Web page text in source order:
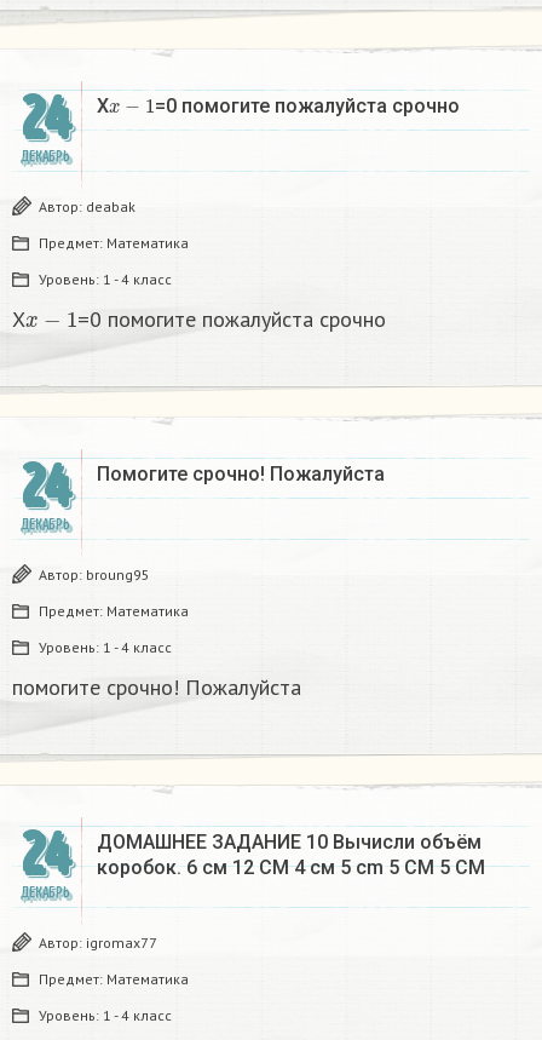
24
ДЕКАБРЬ
Xx−1 =0 помогите пожалуйста срочно
Автор: deabak
Предмет: Математика
Уровень: 1 - 4 класс
X =0 помогите пожалуйста срочно
24
ДЕКАБРЬ
Помогите срочно! Пожалуйста
Автор: broung95
Предмет: Математика
Уровень: 1 - 4 класс
помогите срочно! Пожалуйста
24
ДЕКАБРЬ
ДОМАШНЕЕ ЗАДАНИЕ 10 Вычисли объём
коробок. 6 см 12 CM 4 см 5 cm 5 CM 5 CM​
Автор: igromax77
Предмет: Математика
Уровень: 1 - 4 класс